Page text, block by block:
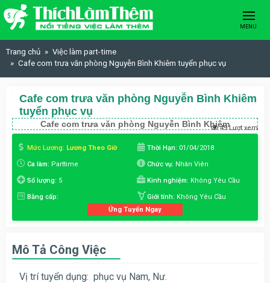
Skip to content
MENU
Trang chủ
Việc làm part-time
Cafe com trưa văn phòng Nguyễn Bình Khiêm tuyển phục vụ
Cafe com trưa văn phòng Nguyễn Bình Khiêm
tuyển phục vụ
Cafe com trưa văn phòng Nguyễn Bình Khiêm49 Lượt xem
Mức Lương: Lương Theo Giờ Thời Hạn: 01/04/2018
Ca làm: Parttime Chức vụ: Nhân Viên
Số lượng: 5 Kinh nghiệm: Không Yêu Cầu
Bằng cấp: Giới tính: Không Yêu Cầu
Ứng Tuyển Ngay
Mô Tả Công Việc
Vị trí tuyển dụng: phục vụ Nam, Nư.